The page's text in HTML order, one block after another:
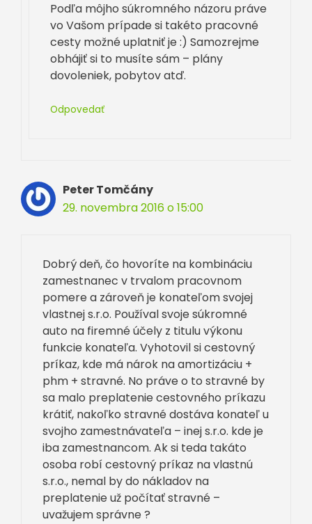
Podľa môjho súkromného názoru práve
vo Vašom prípade si takéto pracovné
cesty možné uplatniť je :) Samozrejme
obhájiť si to musíte sám – plány
dovoleniek, pobytov atď.
Odpovedať
Peter Tomčány
29. novembra 2016 o 15:00
Dobrý deň, čo hovoríte na kombináciu
zamestnanec v trvalom pracovnom
pomere a zároveň je konateľom svojej
vlastnej s.r.o. Používal svoje súkromné
auto na firemné účely z titulu výkonu
funkcie konateľa. Vyhotovil si cestovný
príkaz, kde má nárok na amortizáciu +
phm + stravné. No práve o to stravné by
sa malo preplatenie cestovného príkazu
krátiť, nakoľko stravné dostáva konateľ u
svojho zamestnávateľa – inej s.r.o. kde je
iba zamestnancom. Ak si teda takáto
osoba robí cestovný príkaz na vlastnú
s.r.o., nemal by do nákladov na
preplatenie už počítať stravné –
uvažujem správne ?